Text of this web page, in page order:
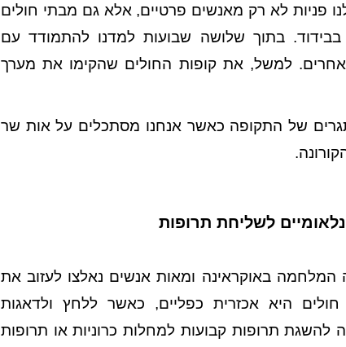
פניות לא רק מאנשים פרטיים, אלא גם מבתי חולים
בתוך שלושה שבועות למדנו להתמודד עם
למשל, את קופות החולים שהקימו את מערך
של התקופה כאשר אנחנו מסתכלים על אות שר
לשליחת תרופות
באוקראינה ומאות אנשים נאלצו לעזוב את
היא אכזרית כפליים, כאשר ללחץ ולדאגות
תרופות קבועות למחלות כרוניות או תרופות